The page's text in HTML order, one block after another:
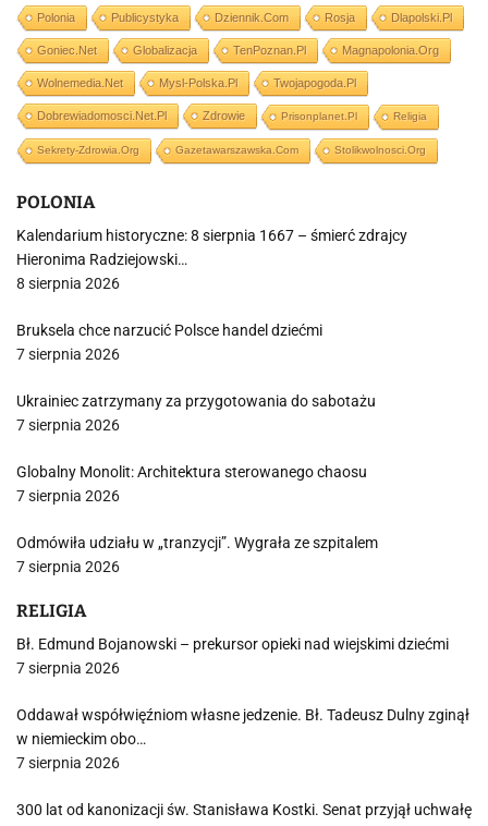
Polonia Publicystyka Dziennik.com Rosja Dlapolski.pl
Goniec.net Globalizacja TenPoznan.pl Magnapolonia.org
Wolnemedia.net Mysl-Polska.pl Twojapogoda.pl
Dobrewiadomosci.net.pl Zdrowie Prisonplanet.pl Religia
Sekrety-Zdrowia.org Gazetawarszawska.com Stolikwolnosci.org
POLONIA
Kalendarium historyczne: 8 sierpnia 1667 – śmierć zdrajcy
Hieronima Radziejowski…
8 sierpnia 2026
Bruksela chce narzucić Polsce handel dziećmi
7 sierpnia 2026
Ukrainiec zatrzymany za przygotowania do sabotażu
7 sierpnia 2026
Globalny Monolit: Architektura sterowanego chaosu
7 sierpnia 2026
Odmówiła udziału w „tranzycji”. Wygrała ze szpitalem
7 sierpnia 2026
RELIGIA
Bł. Edmund Bojanowski – prekursor opieki nad wiejskimi dziećmi
7 sierpnia 2026
Oddawał współwięźniom własne jedzenie. Bł. Tadeusz Dulny zginął
w niemieckim obo…
7 sierpnia 2026
300 lat od kanonizacji św. Stanisława Kostki. Senat przyjął uchwałę